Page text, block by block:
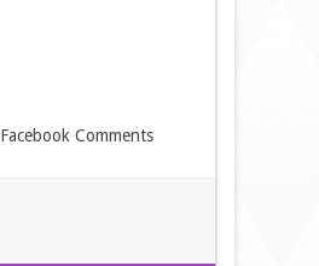
Facebook Comments